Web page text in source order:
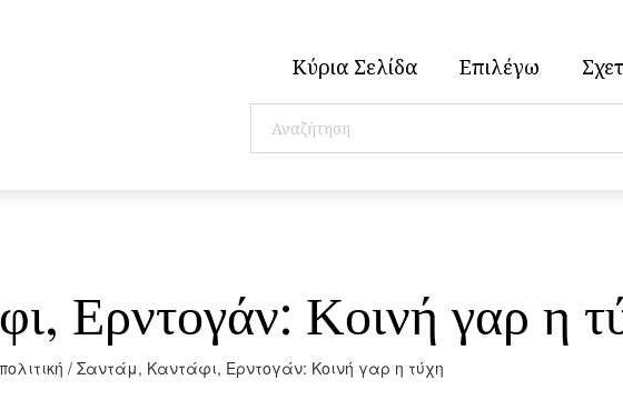
Κύρια Σελίδα Επιλέγω
Ερντογάν: Κοινή γαρ η
/ Σαντάμ, Καντάφι, Ερντογάν: Κοινή γαρ η τύχη